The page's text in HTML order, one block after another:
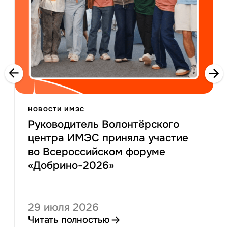
НОВОСТИ ИМЭС
Руководитель Волонтёрского
центра ИМЭС приняла участие
во Всероссийском форуме
«Добрино-2026»
29 июля 2026
Читать полностью